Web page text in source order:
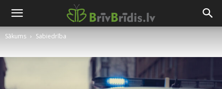
Sākums Sabiedrība